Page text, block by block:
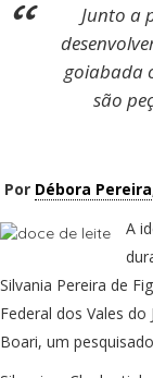
Junto a
goiabada
são
Por Débora Pereira
A
Silvania Pereira de
Federal dos Vales
Boari, um